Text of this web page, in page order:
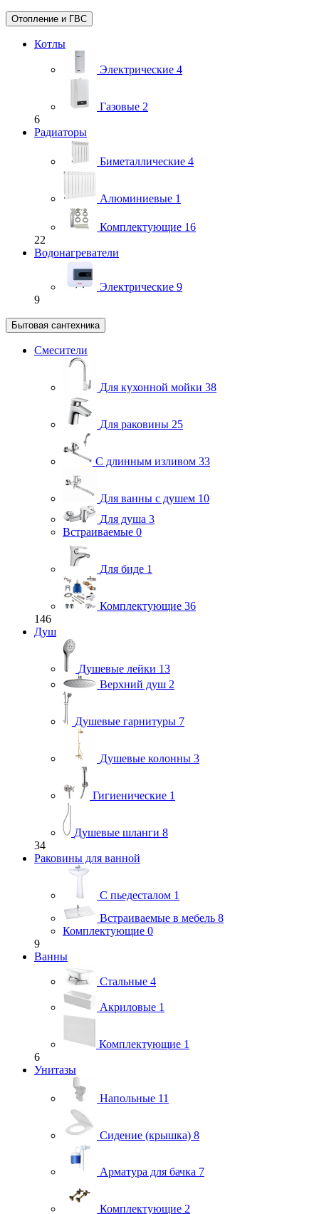
Отопление и ГВС
Котлы
Электрические 4
Газовые 2
6
Радиаторы
Биметаллические 4
Алюминиевые 1
Комплектующие 16
22
Водонагреватели
Электрические 9
9
Бытовая сантехника
Смесители
Для кухонной мойки 38
Для раковины 25
С длинным изливом 33
Для ванны с душем 10
Для душа 3
Встраиваемые 0
Для биде 1
Комплектующие 36
146
Душ
Душевые лейки 13
Верхний душ 2
Душевые гарнитуры 7
Душевые колонны 3
Гигиенические 1
Душевые шланги 8
34
Раковины для ванной
С пьедесталом 1
Встраиваемые в мебель 8
Комплектующие 0
9
Ванны
Стальные 4
Акриловые 1
Комплектующие 1
6
Унитазы
Напольные 11
Сидение (крышка) 8
Арматура для бачка 7
Комплектующие 2